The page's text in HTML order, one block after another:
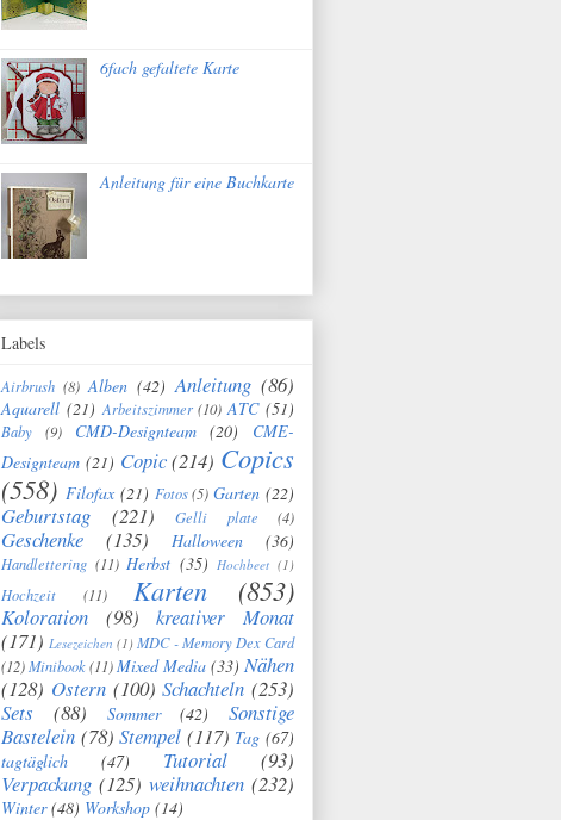
6fach gefaltete Karte
Anleitung für eine Buchkarte
Labels
Airbrush (8) Alben (42) Anleitung (86)
Aquarell (21) Arbeitszimmer (10) ATC (51)
Baby (9) CMD-Designteam (20)
CME-
Designteam (21) Copic (214) Copics
(558) Filofax (21) Fotos (5) Garten (22)
Geburtstag (221) Gelli plate (4)
Geschenke (135) Halloween (36)
Handlettering (11) Herbst (35) Hochbeet (1)
Hochzeit (11) Karten (853)
Koloration (98)
kreativer Monat
(171) Lesezeichen (1) MDC - Memory Dex Card
(12)Minibook(11) Mixed Media (33) Nähen
(128) Ostern (100) Schachteln (253)
Sets
(88) Sommer (42)
Sonstige
Bastelein (78) Stempel (117) Tag (67)
tagtäglich
(47) Tutorial
(93)
Verpackung (125) weihnachten (232)
Winter (48) Workshop (14)